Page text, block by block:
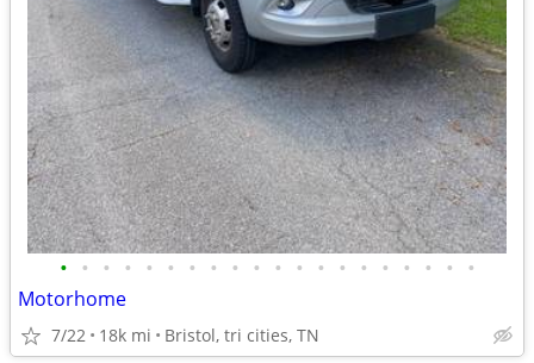
• • • • • • • • • • • • • • • • • • • •
Motorhome
7/22 18k mi Bristol, tri cities, TN